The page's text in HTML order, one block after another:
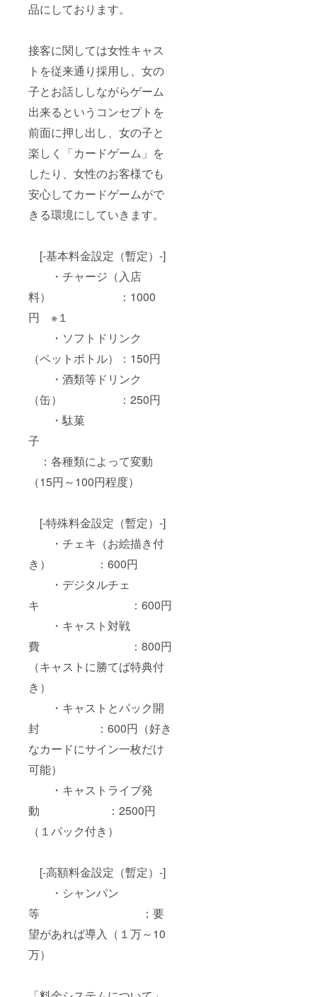
品にしております。
接客に関しては女性キャス
トを従来通り採用し、女の
子とお話ししながらゲーム
出来るというコンセプトを
前面に押し出し、女の子と
楽しく「カードゲーム」を
したり、女性のお客様でも
安心してカードゲームがで
きる環境にしていきます。
[-基本料金設定（暫定）-]
・チャージ（入店
料） ：1000
円 ※１
・ソフトドリンク
（ペットボトル）：150円
・酒類等ドリンク
（缶） ：250円
・駄菓
子
：各種類によって変動
（15円～100円程度）
[-特殊料金設定（暫定）-]
・チェキ（お絵描き付
き） ：600円
・デジタルチェ
キ ：600円
・キャスト対戦
費 ：800円
（キャストに勝てば特典付
き）
・キャストとパック開
封 ：600円（好き
なカードにサイン一枚だけ
可能）
・キャストライブ発
動 ：2500円
（１パック付き）
[-高額料金設定（暫定）-]
・シャンパン
等 ：要
望があれば導入（１万～10
万）